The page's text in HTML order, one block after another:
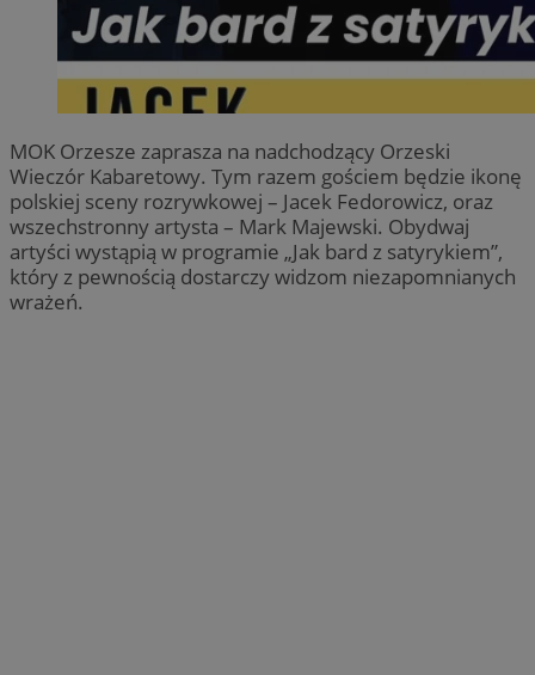
MOK Orzesze zaprasza na nadchodzący Orzeski
Wieczór Kabaretowy. Tym razem gościem będzie ikonę
polskiej sceny rozrywkowej – Jacek Fedorowicz, oraz
wszechstronny artysta – Mark Majewski. Obydwaj
artyści wystąpią w programie „Jak bard z satyrykiem”,
który z pewnością dostarczy widzom niezapomnianych
wrażeń.